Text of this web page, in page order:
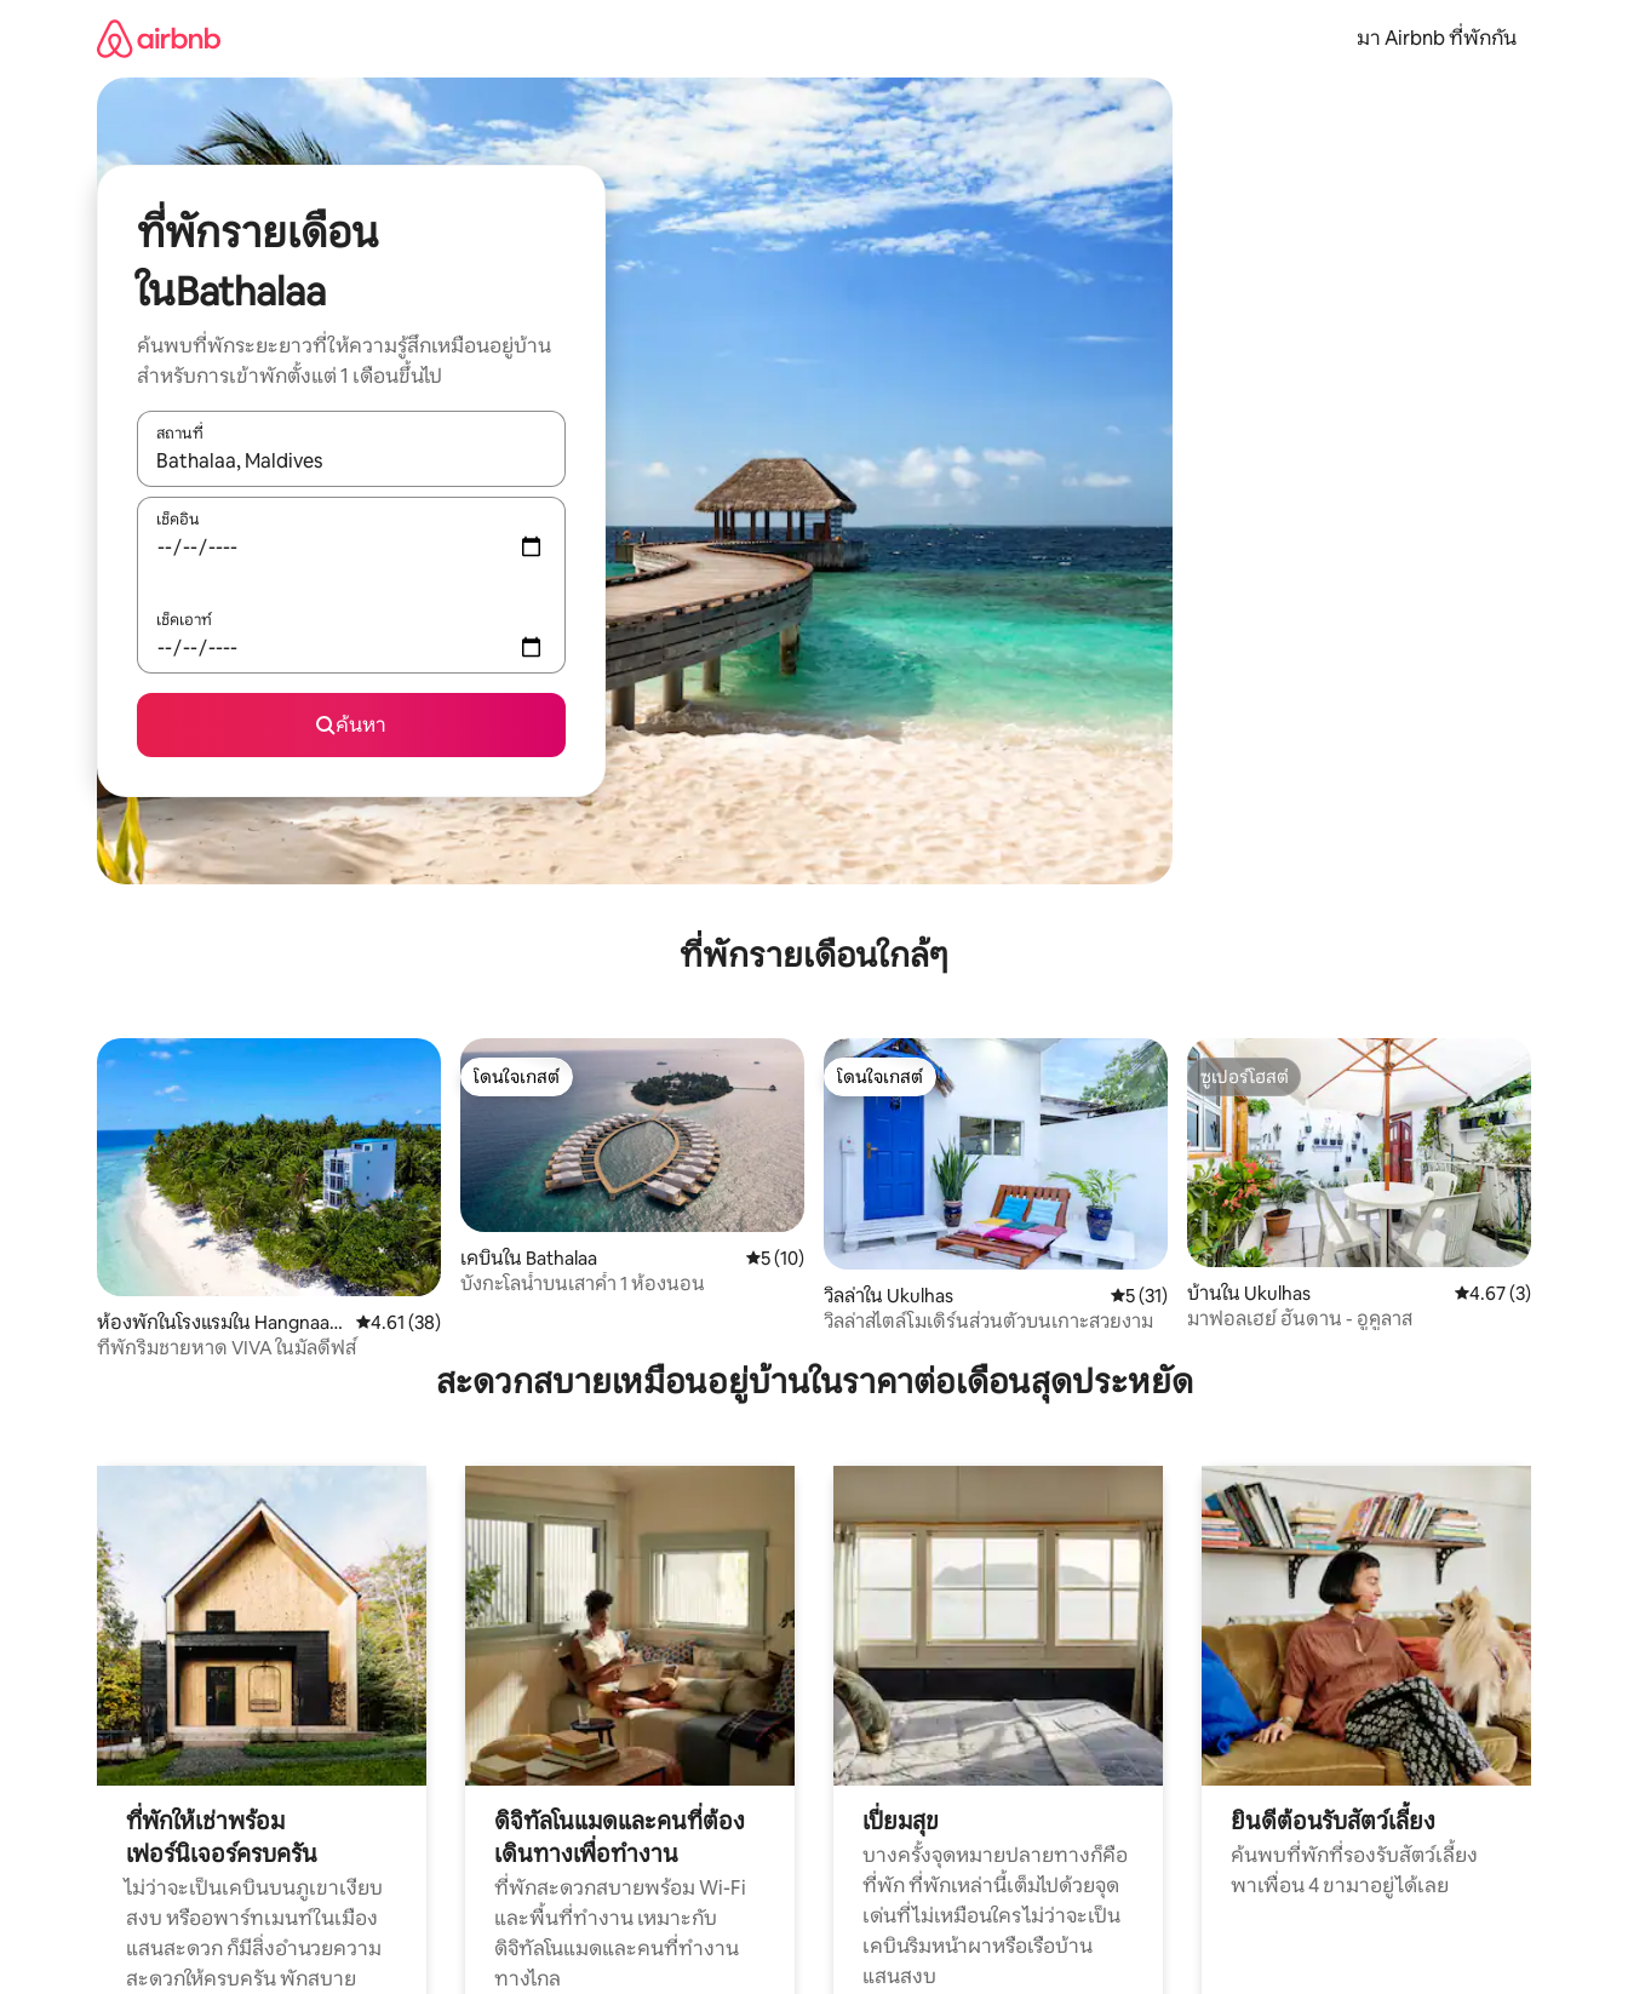
มา Airbnb ที่พักกัน
ที่พักรายเดือน
ในBathalaa
ค้นพบที่พักระยะยาวที่ให้ความรู้สึกเหมือนอยู่บ้าน
สำหรับการเข้าพักตั้งแต่ 1 เดือนขึ้นไป
สถานที่
ใช้ลูกศรขึ้นลง หรือใช้การสัมผัสหรือปัด เพื่อสำรวจผลการค้นหา
เช็คอิน
เช็คเอาท์
ค้นหา
ที่พักรายเดือนใกล้ๆ
ห้องพักในโรงแรมใน Hangnaam
eedhoo
คะแนนเฉลี่ย 4.61 จาก 5, 38 รีวิว
4.61 (38)
ที่พักริมชายหาด VIVA ในมัลดีฟส์
โดนใจเกสต์
โดนใจเกสต์
เคบินใน Bathalaa คะแนนเฉลี่ย 5 จาก 5, 10 รีวิว
5 (10)
บังกะโลน้ำบนเสาค้ำ 1 ห้องนอน
โดนใจเกสต์
โดนใจเกสต์
วิลล่าใน Ukulhas คะแนนเฉลี่ย 5 จาก 5, 31 รีวิว
5 (31)
วิลล่าสไตล์โมเดิร์นส่วนตัวบนเกาะสวยงาม
ซูเปอร์โฮสต์
ซูเปอร์โฮสต์
บ้านใน Ukulhas คะแนนเฉลี่ย 4.67 จา
4.67 (3)
มาฟอลเฮย์ ฮันดาน - อูคูลาส
สะดวกสบายเหมือนอยู่บ้านในราคาต่อเดือนสุดประหยัด
ที่พักให้เช่าพร้อม
เฟอร์นิเจอร์ครบครัน
ไม่ว่าจะเป็นเคบินบนภูเขาเงียบ
สงบ หรืออพาร์ทเมนท์ในเมือง
แสนสะดวก ก็มีสิ่งอำนวยความ
สะดวกให้ครบครัน พักสบาย
ดิจิทัลโนแมดและคนที่ต้อง
เดินทางเพื่อทำงาน
ที่พักสะดวกสบายพร้อม Wi-Fi
และพื้นที่ทำงาน เหมาะกับ
ดิจิทัลโนแมดและคนที่ทำงาน
ทางไกล
เปี่ยมสุข
บางครั้งจุดหมายปลายทางก็คือ
ที่พัก ที่พักเหล่านี้เต็มไปด้วยจุด
เด่นที่ไม่เหมือนใคร ไม่ว่าจะเป็น
เคบินริมหน้าผาหรือเรือบ้าน
แสนสงบ
ยินดีต้อนรับสัตว์เลี้ยง
ค้นพบที่พักที่รองรับสัตว์เลี้ยง
พาเพื่อน 4 ขามาอยู่ได้เลย